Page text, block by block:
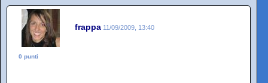
frappa 11/09/2009, 13:40
0 punti